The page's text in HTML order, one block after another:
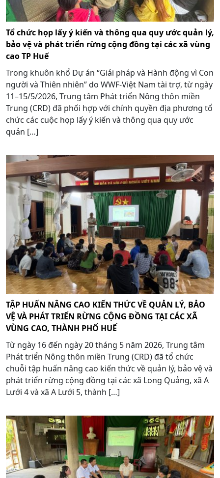
Tổ chức họp lấy ý kiến và thông qua quy ước quản lý,
bảo vệ và phát triển rừng cộng đồng tại các xã vùng
cao TP Huế
Trong khuôn khổ Dự án “Giải pháp và Hành động vì Con
người và Thiên nhiên” do WWF-Việt Nam tài trợ, từ ngày
11–15/5/2026, Trung tâm Phát triển Nông thôn miền
Trung (CRD) đã phối hợp với chính quyền địa phương tổ
chức các cuộc họp lấy ý kiến và thông qua quy ước
quản […]
TẬP HUẤN NÂNG CAO KIẾN THỨC VỀ QUẢN LÝ, BẢO
VỆ VÀ PHÁT TRIỂN RỪNG CỘNG ĐỒNG TẠI CÁC XÃ
VÙNG CAO, THÀNH PHỐ HUẾ
Từ ngày 16 đến ngày 20 tháng 5 năm 2026, Trung tâm
Phát triển Nông thôn miền Trung (CRD) đã tổ chức
chuỗi tập huấn nâng cao kiến thức về quản lý, bảo vệ và
phát triển rừng cộng đồng tại các xã Long Quảng, xã A
Lưới 4 và xã A Lưới 5, thành […]